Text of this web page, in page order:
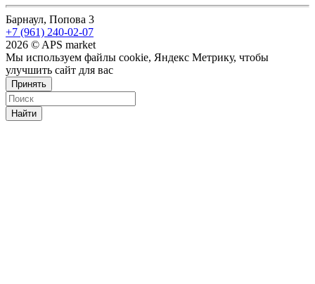
Барнаул, Попова 3
+7 (961) 240-02-07
2026 © APS market
Мы используем файлы cookie, Яндекс Метрику, чтобы
улучшить сайт для вас
Принять
Найти